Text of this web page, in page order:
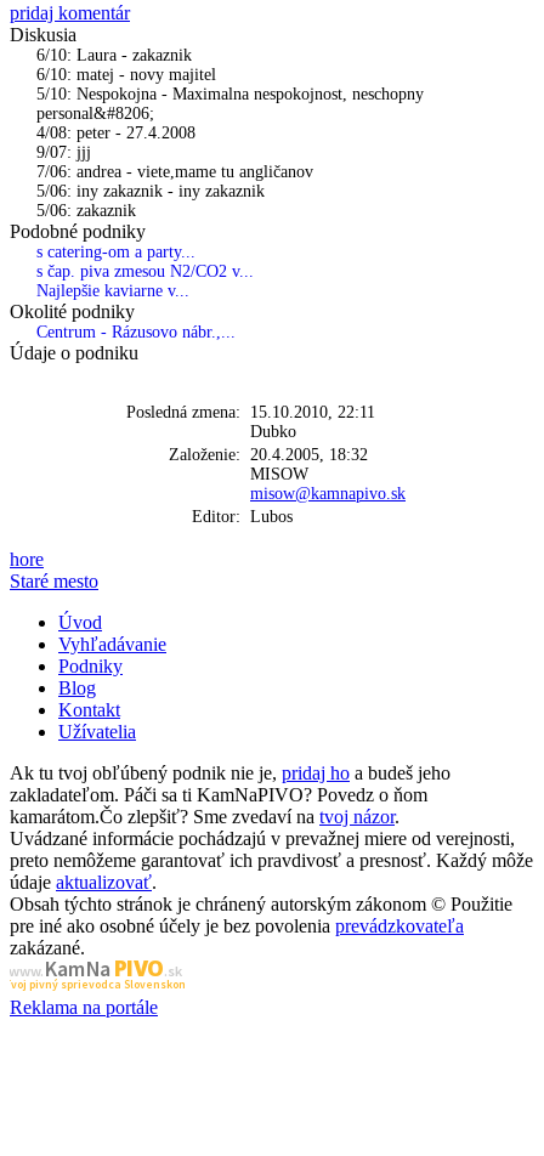
pridaj komentár
Diskusia
6/10: Laura - zakaznik
6/10: matej - novy majitel
5/10: Nespokojna - Maximalna nespokojnost, neschopny
personal&#8206;
4/08: peter - 27.4.2008
9/07: jjj
7/06: andrea - viete,mame tu angličanov
5/06: iny zakaznik - iny zakaznik
5/06: zakaznik
Podobné podniky
s catering-om a party...
s čap. piva zmesou N2/CO2 v...
Najlepšie kaviarne v...
Okolité podniky
Centrum - Rázusovo nábr.,...
Údaje o podniku
Posledná zmena: 15.10.2010, 22:11
Dubko
Založenie: 20.4.2005, 18:32
MISOW
misow@kamnapivo.sk
Editor: Lubos
hore
Staré mesto
Úvod
Vyhľadávanie
Podniky
Blog
Kontakt
Užívatelia
Ak tu tvoj obľúbený podnik nie je, pridaj ho a budeš jeho
zakladateľom. Páči sa ti KamNaPIVO? Povedz o ňom
kamarátom.Čo zlepšiť? Sme zvedaví na tvoj názor.
Uvádzané informácie pochádzajú v prevažnej miere od verejnosti,
preto nemôžeme garantovať ich pravdivosť a presnosť. Každý môže
údaje aktualizovať.
Obsah týchto stránok je chránený autorským zákonom © Použitie
pre iné ako osobné účely je bez povolenia prevádzkovateľa
zakázané.
www.Kam Na PIVO.sk
Tvoj pivný sprievodca Slovenskom
Reklama na portále